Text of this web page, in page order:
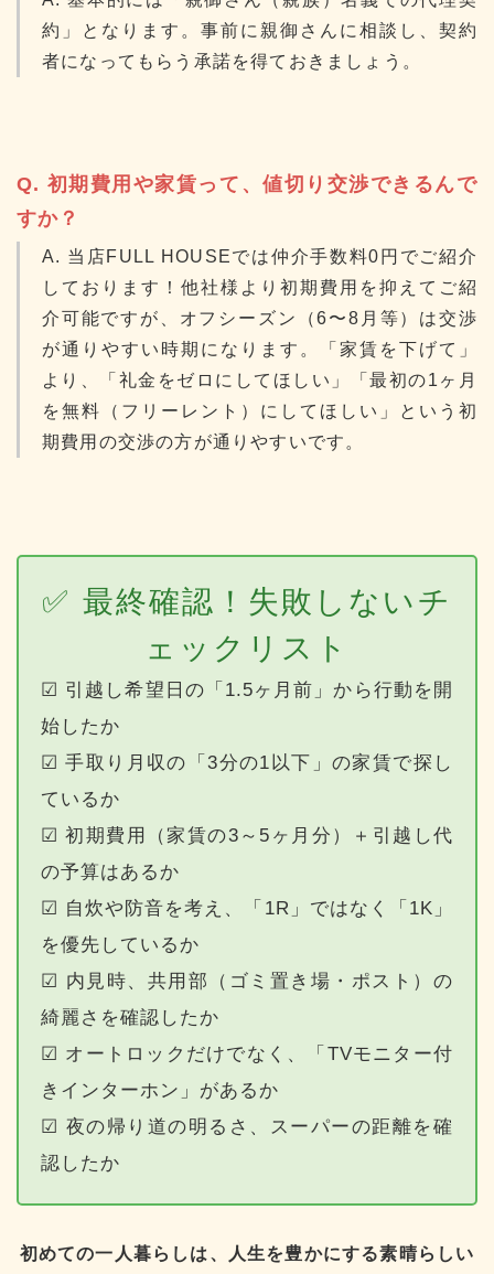
約」となります。事前に親御さんに相談し、契約
者になってもらう承諾を得ておきましょう。
Q. 初期費用や家賃って、値切り交渉できるんで
すか？
A. 当店FULL HOUSEでは仲介手数料0円でご紹介
しております！他社様より初期費用を抑えてご紹
介可能ですが、オフシーズン（6〜8月等）は交渉
が通りやすい時期になります。「家賃を下げて」
より、「礼金をゼロにしてほしい」「最初の1ヶ月
を無料（フリーレント）にしてほしい」という初
期費用の交渉の方が通りやすいです。
✅ 最終確認！失敗しないチ
ェックリスト
☑ 引越し希望日の「1.5ヶ月前」から行動を開
始したか
☑ 手取り月収の「3分の1以下」の家賃で探し
ているか
☑ 初期費用（家賃の3～5ヶ月分）＋引越し代
の予算はあるか
☑ 自炊や防音を考え、「1R」ではなく「1K」
を優先しているか
☑ 内見時、共用部（ゴミ置き場・ポスト）の
綺麗さを確認したか
☑ オートロックだけでなく、「TVモニター付
きインターホン」があるか
☑ 夜の帰り道の明るさ、スーパーの距離を確
認したか
初めての一人暮らしは、人生を豊かにする素晴らしい